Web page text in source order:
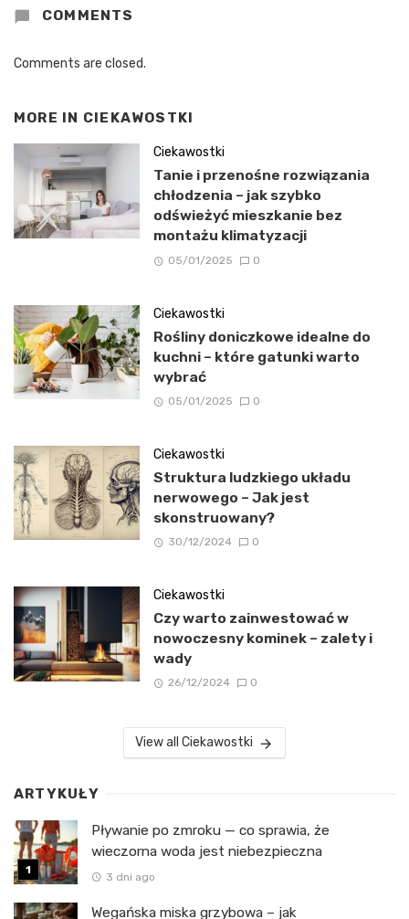
COMMENTS
Comments are closed.
MORE IN CIEKAWOSTKI
Ciekawostki
Tanie i przenośne rozwiązania
chłodzenia – jak szybko
odświeżyć mieszkanie bez
montażu klimatyzacji
05/01/2025 0
Ciekawostki
Rośliny doniczkowe idealne do
kuchni – które gatunki warto
wybrać
05/01/2025 0
Ciekawostki
Struktura ludzkiego układu
nerwowego – Jak jest
skonstruowany?
30/12/2024 0
Ciekawostki
Czy warto zainwestować w
nowoczesny kominek – zalety i
wady
26/12/2024 0
View all Ciekawostki
ARTYKUŁY
Pływanie po zmroku — co sprawia, że
wieczorna woda jest niebezpieczna
3 dni ago
Wegańska miska grzybowa – jak